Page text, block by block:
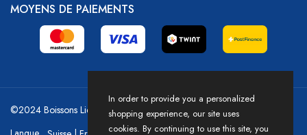
MOYENS DE PAIEMENTS
©2024 Boissons Liechti - GoDrink Group / Powered by HICASS
In order to provide you a personalized
shopping experience, our site uses
cookies. By continuing to use this site, you